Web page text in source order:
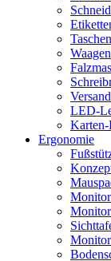
Waagen
LED-
Ergonomie